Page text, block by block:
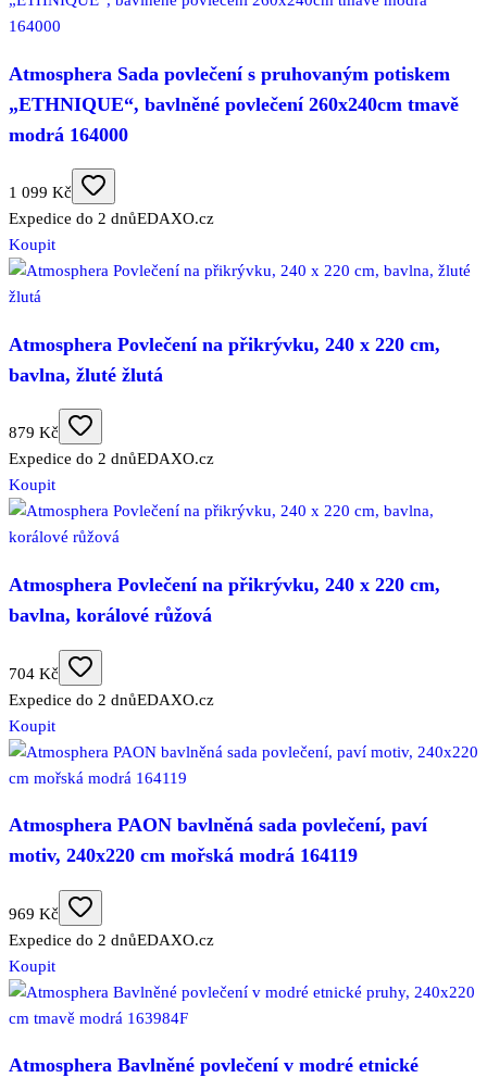
Atmosphera Sada povlečení s pruhovaným potiskem
„ETHNIQUE“, bavlněné povlečení 260x240cm tmavě
modrá 164000
1 099 Kč
Expedice do 2 dnůEDAXO.cz
Koupit
Atmosphera Povlečení na přikrývku, 240 x 220 cm,
bavlna, žluté žlutá
879 Kč
Expedice do 2 dnůEDAXO.cz
Koupit
Atmosphera Povlečení na přikrývku, 240 x 220 cm,
bavlna, korálové růžová
704 Kč
Expedice do 2 dnůEDAXO.cz
Koupit
Atmosphera PAON bavlněná sada povlečení, paví
motiv, 240x220 cm mořská modrá 164119
969 Kč
Expedice do 2 dnůEDAXO.cz
Koupit
Atmosphera Bavlněné povlečení v modré etnické